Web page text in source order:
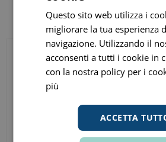
Altri clienti hanno
Questo sito web utilizza i
migliorare la tua esperienza
navigazione. Utilizzando il
acconsenti a tutti i cookie in
con la nostra policy per i
più
ACCETTA